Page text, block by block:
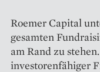
Roemer Capital
gesamten
am Rand zu
investorenfähiger